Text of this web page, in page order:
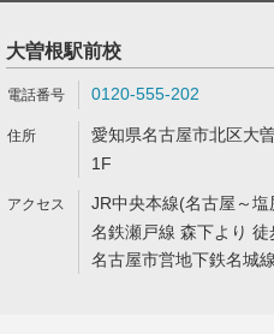
大曽根駅前校
0120-555-202
愛知県名古屋市北区大
1F
JR中央本線(名古屋～
名鉄瀬戸線 森下より 徒
名古屋市営地下鉄名城